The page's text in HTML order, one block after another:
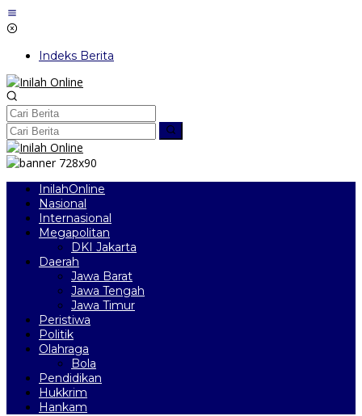
Lewati
ke
Indeks Berita
InilahOnline
Nasional
Internasional
Megapolitan
DKI Jakarta
Daerah
Jawa Barat
Jawa Tengah
Jawa Timur
Peristiwa
Politik
Olahraga
Bola
Pendidikan
Hukkrim
Hankam